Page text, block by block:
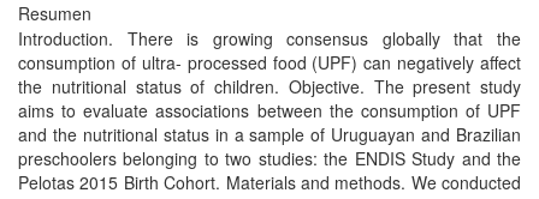
Resumen
Introduction. There is growing consensus globally that the
consumption of ultra- processed food (UPF) can negatively affect
the nutritional status of children. Objective. The present study
aims to evaluate associations between the consumption of UPF
and the nutritional status in a sample of Uruguayan and Brazilian
preschoolers belonging to two studies: the ENDIS Study and the
Pelotas 2015 Birth Cohort. Materials and methods. We conducted